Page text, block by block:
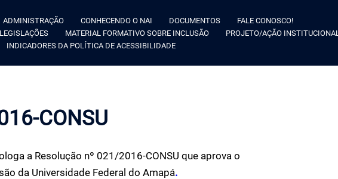
ADMINISTRAÇÃO CONHECENDO O NAI DOCUMENTOS
FALE CONOSCO!
LEGISLAÇÕES MATERIAL FORMATIVO SOBRE INCLUSÃO
PROJETO/AÇÃO INSTITUCIONAL
INDICADORES DA POLÍTICA DE ACESSIBILIDADE
CONSU
a Resolução nº 021/2016-CONSU que aprova o
da Universidade Federal do Amapá.